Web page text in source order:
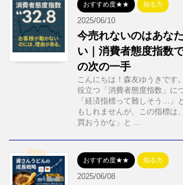
おすすめ度★★ 知る力
2025/06/10
今売れないのはあな
い｜消費者態度指数
の次の一手
こんにちは！森友ゆうきです
役立つ「消費者態度指数」に
「経済指標って難しそう…」
もしれませんが、この指標は
買おうかな」と ...
おすすめ度★★ 知る力
2025/06/08